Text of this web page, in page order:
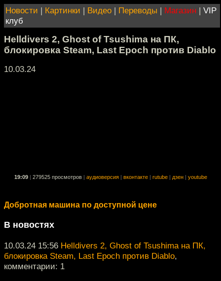
Новости | Картинки | Видео | Переводы | Магазин | VIP
клуб
Helldivers 2, Ghost of Tsushima на ПК,
блокировка Steam, Last Epoch против Diablo
10.03.24
19:09 279525 просмотров аудиоверсия вконтакте rutube дзен youtube
Добротная машина по доступной цене
В новостях
10.03.24 15:56 Helldivers 2, Ghost of Tsushima на ПК,
блокировка Steam, Last Epoch против Diablo,
комментарии: 1